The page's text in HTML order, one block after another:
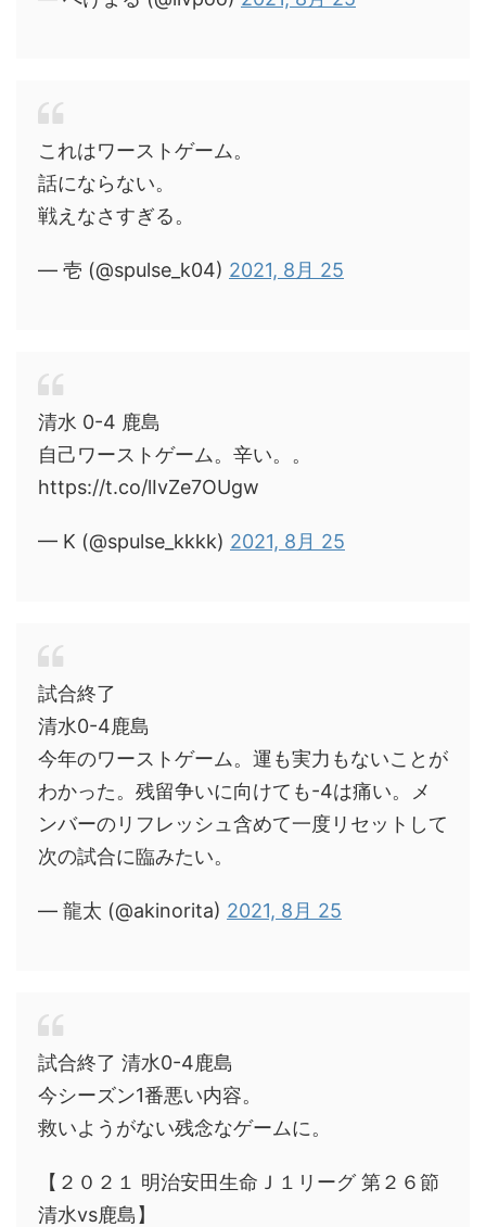
これはワーストゲーム。
話にならない。
戦えなさすぎる。
— 壱 (@spulse_k04) 2021, 8月 25
清水 0-4 鹿島
自己ワーストゲーム。辛い。。
https://t.co/lIvZe7OUgw
— K (@spulse_kkkk) 2021, 8月 25
試合終了
清水0-4鹿島
今年のワーストゲーム。運も実力もないことが
わかった。残留争いに向けても-4は痛い。メ
ンバーのリフレッシュ含めて一度リセットして
次の試合に臨みたい。
— 龍太 (@akinorita) 2021, 8月 25
試合終了 清水0-4鹿島
今シーズン1番悪い内容。
救いようがない残念なゲームに。
【２０２１ 明治安田生命Ｊ１リーグ 第２６節
清水vs鹿島】